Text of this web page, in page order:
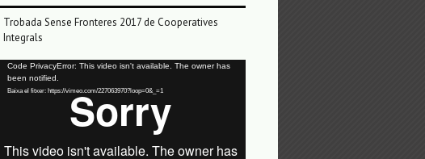
Trobada Sense Fronteres 2017 de Cooperatives
Integrals
Reproductor
vídeo
Code PrivacyError: This video isn't available. The owner has
been notified.
Baixa el fitxer: https://vimeo.com/227063970?loop=0&_=1